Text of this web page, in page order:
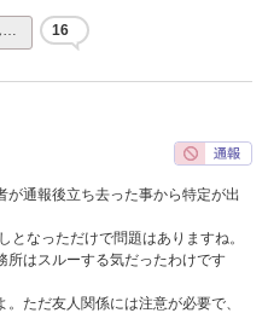
… 16
通報後立ち去った事から特定が出
となっただけで問題はありますね。
所はスルーする気だったわけです
ただ友人関係には注意が必要で、